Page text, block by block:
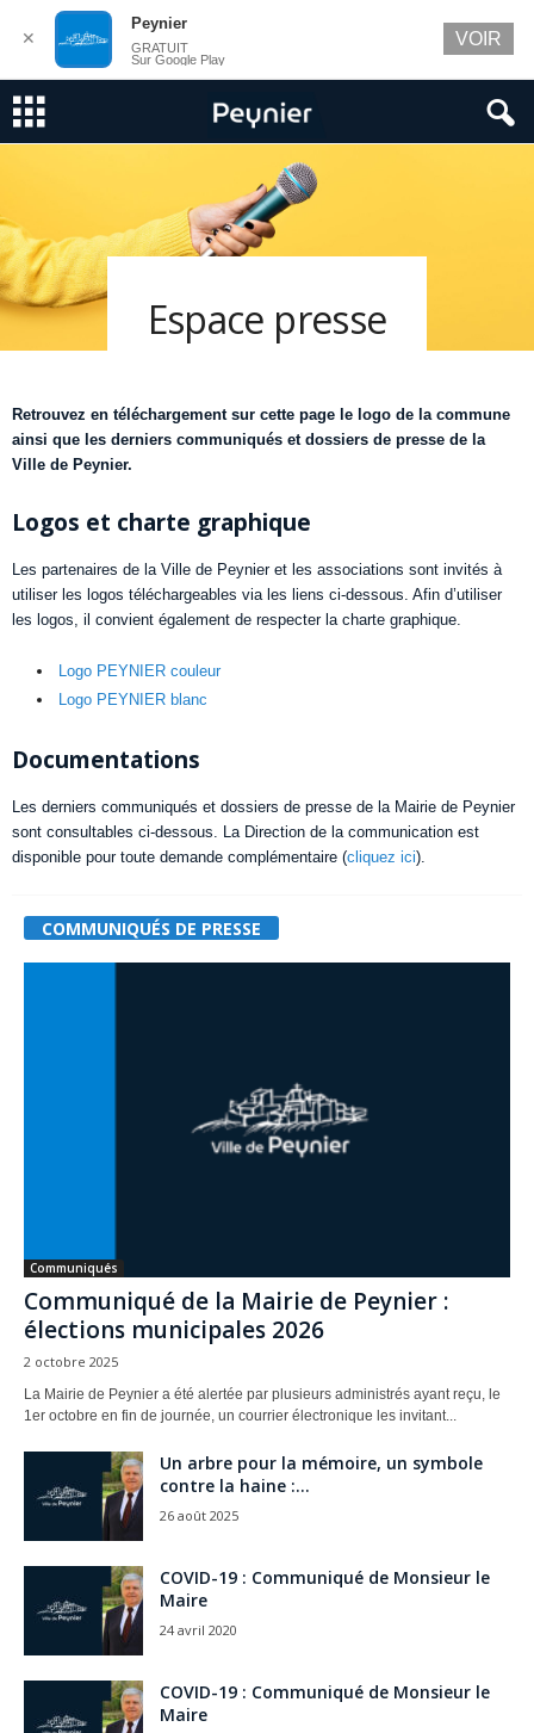
Espace presse
Retrouvez en téléchargement sur cette page le logo de la commune
ainsi que les derniers communiqués et dossiers de presse de la
Ville de Peynier.
Logos et charte graphique
Les partenaires de la Ville de Peynier et les associations sont invités à
utiliser les logos téléchargeables via les liens ci-dessous. Afin d’utiliser
les logos, il convient également de respecter la charte graphique.
Logo PEYNIER couleur
Logo PEYNIER blanc
Documentations
Les derniers communiqués et dossiers de presse de la Mairie de Peynier
sont consultables ci-dessous. La Direction de la communication est
disponible pour toute demande complémentaire (cliquez ici).
COMMUNIQUÉS DE PRESSE
Communiqués
Communiqué de la Mairie de Peynier :
élections municipales 2026
2 octobre 2025
La Mairie de Peynier a été alertée par plusieurs administrés ayant reçu, le
1er octobre en fin de journée, un courrier électronique les invitant...
Un arbre pour la mémoire, un symbole
contre la haine :...
26 août 2025
COVID-19 : Communiqué de Monsieur le
Maire
24 avril 2020
COVID-19 : Communiqué de Monsieur le
Maire
✕
Peynier
GRATUIT
Sur Google Play
VOIR